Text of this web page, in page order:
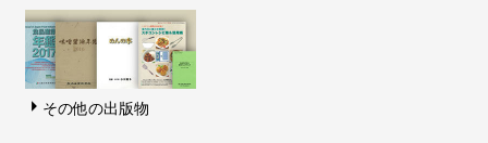
その他の出版物